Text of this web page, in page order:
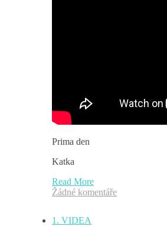
Prima den
Katka
Read More
Žádné komentáře
1. VIDEA